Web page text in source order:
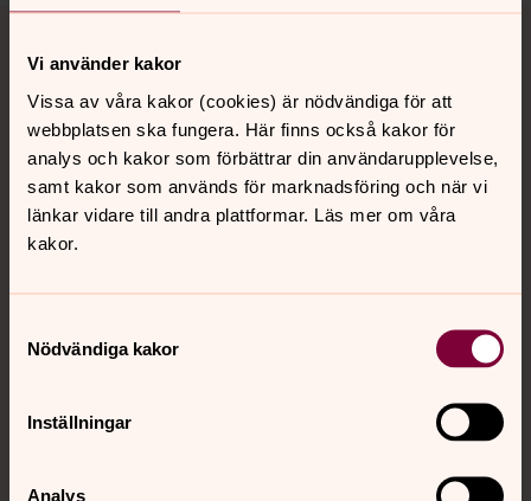
Vi använder kakor
Vissa av våra kakor (cookies) är nödvändiga för att
webbplatsen ska fungera. Här finns också kakor för
analys och kakor som förbättrar din användarupplevelse,
samt kakor som används för marknadsföring och när vi
länkar vidare till andra plattformar. Läs mer om våra
kakor.
Nödvändiga kakor
Inställningar
Analys
Tillbaka till toppen
Tillbaka till innehållet
Kontakt
Kalender